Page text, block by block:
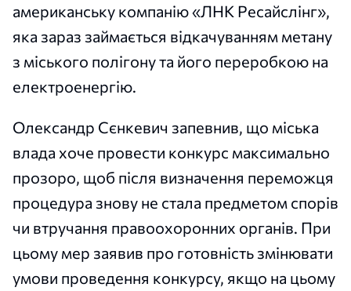
американську компанію «ЛНК Ресайслінг»,
яка зараз займається відкачуванням метану
з міського полігону та його переробкою на
електроенергію.
Олександр Сєнкевич запевнив, що міська
влада хоче провести конкурс максимально
прозоро, щоб після визначення переможця
процедура знову не стала предметом спорів
чи втручання правоохоронних органів. При
цьому мер заявив про готовність змінювати
умови проведення конкурсу, якщо на цьому